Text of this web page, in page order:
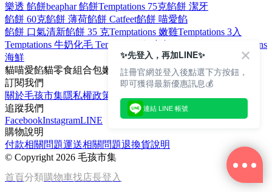
樂透 餡餅beaphar 餡餅Temptations 75克餡餅 潔牙
餡餅 60克餡餅 薄荷餡餅 Catfeet餡餅 喵愛餡
餡餅 口氣清新餡餅 35 克Temptations 嫩雞Temptations 3入
Temptations 牛奶化毛 Temptations
Temptations
海鮮
貓喵愛餡貓零食組合包嫩雞
訂閱我們
關於毛孩市集隱私權政策
追蹤我們
FacebookInstagramLINE
購物說明
付款相關問題運送相關問題退換貨說明
© Copyright 2026 毛孩市集
首頁分類購物車找店長登入
✨先登入，再加LINE✨
註冊官網並登入後點選下方按鈕，
即可獲得最新優惠訊息💰
連結 LINE 帳號